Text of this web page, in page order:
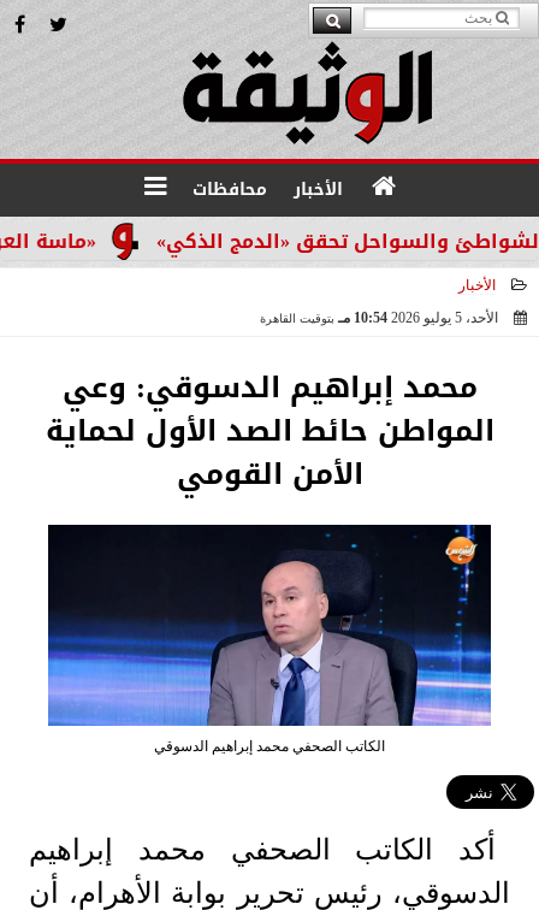
الأخبار محافظات
«ماسة العرب» والسواحل تحقق «الدمج الذكي»
الأخبار
الأحد، 5 يوليو 2026
10:54 مـ بتوقيت القاهرة
محمد إبراهيم الدسوقي: وعي
المواطن حائط الصد الأول لحماية
الأمن القومي
الكاتب الصحفي محمد إبراهيم الدسوقي
أكد الكاتب الصحفي محمد إبراهيم
الدسوقي، رئيس تحرير بوابة الأهرام، أن